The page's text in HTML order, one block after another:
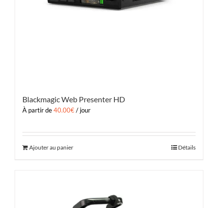
Blackmagic Web Presenter HD
À partir de40.00€/ jour
Ajouter au panier Détails